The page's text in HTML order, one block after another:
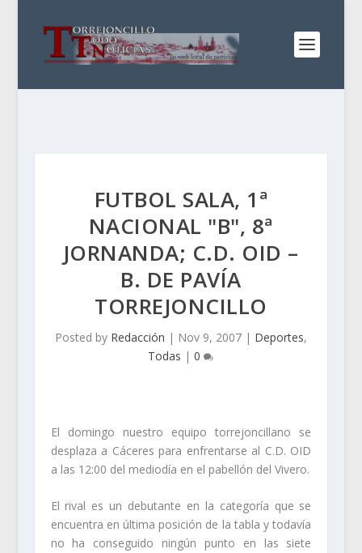
FUTBOL SALA, 1ª
NACIONAL "B", 8ª
JORNANDA; C.D. OID –
B. DE PAVÍA
TORREJONCILLO
Posted by Redacción | Nov 9, 2007| Deportes,
Todas |0
El domingo nuestro equipo torrejoncillano se
desplaza a Cáceres para enfrentarse al C.D. OID
a las 12:00 del mediodía en el pabellón del Vivero.
El rival es un debutante en la categoría que se
encuentra en última posición de la tabla y todavía
no ha conseguido ningún punto en las siete